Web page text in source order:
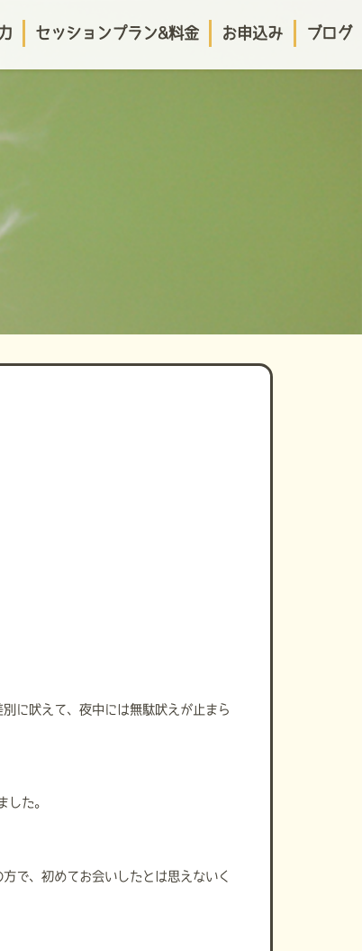
セッションプラン&料金 お申込み ブログ
に吠えて、夜中には無駄吠えが止まら
した。
で、初めてお会いしたとは思えないく